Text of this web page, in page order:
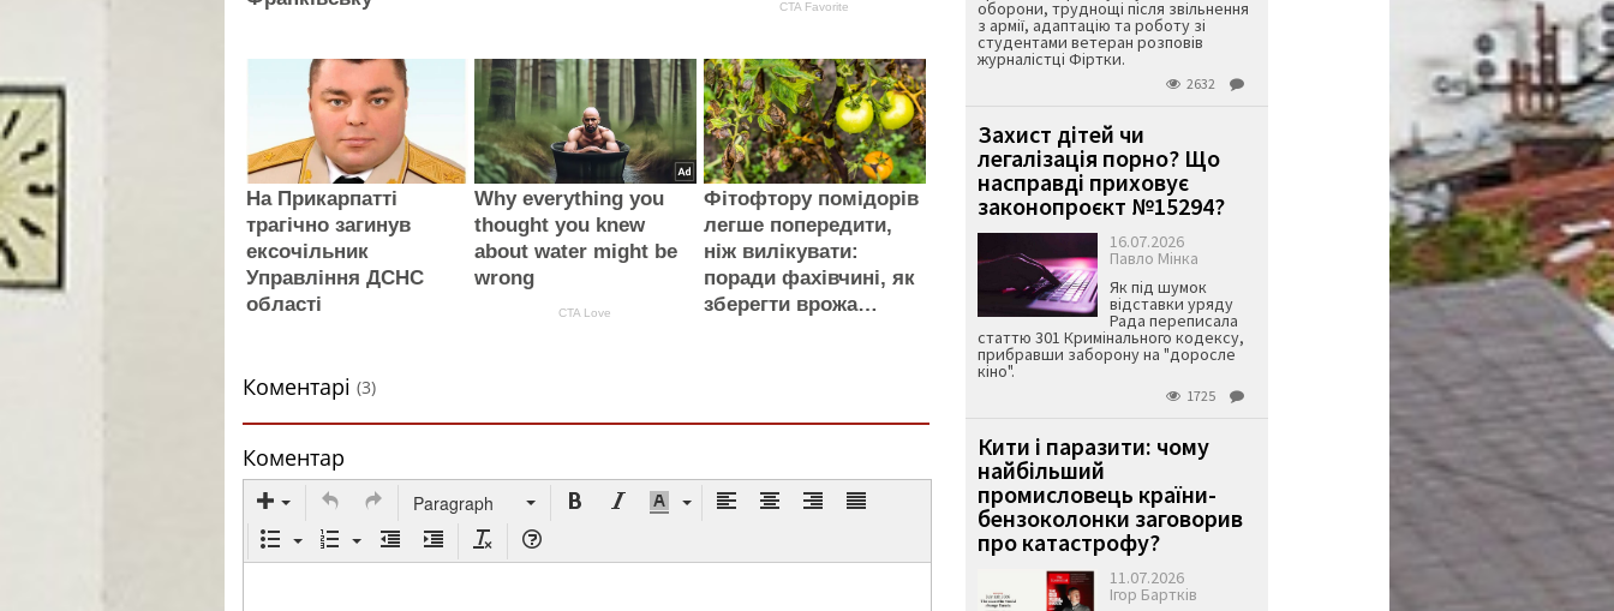
CTA Favorite
На Прикарпатті
трагічно загинув
ексочільник
Управління ДСНС
області
Why everything you
thought you knew
about water might be
wrong
CTA Love
Фітофтору помідорів
легше попередити,
ніж вилікувати:
поради фахівчині, як
зберегти врожа…
Коментарі (3)
Коментар
Paragraph
оборони, труднощі після звільнення
з армії, адаптацію та роботу зі
студентами ветеран розповів
журналістці Фіртки.
2632
Захист дітей чи
легалізація порно? Що
насправді приховує
законопроєкт №15294?
16.07.2026
Павло Мінка
Як під шумок
відставки уряду
Рада переписала
статтю 301 Кримінального кодексу,
прибравши заборону на "доросле
кіно".
1725
Кити і паразити: чому
найбільший
промисловець країни-
бензоколонки заговорив
про катастрофу?
11.07.2026
Ігор Бартків